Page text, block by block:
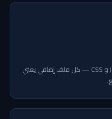
إحصاء الصور وملفات JavaScript و CSS — كل ملف إضافي يعني